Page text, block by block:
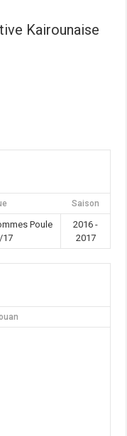
Kairounaise
Saison
Poule
17
2016 -
2017